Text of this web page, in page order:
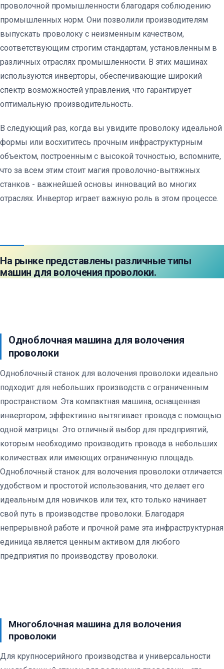
проволочной промышленности благодаря соблюдению
промышленных норм. Они позволили производителям
выпускать проволоку с неизменным качеством,
соответствующим строгим стандартам, установленным в
различных отраслях промышленности. В этих машинах
используются инверторы, обеспечивающие широкий
спектр возможностей управления, что гарантирует
оптимальную производительность.
В следующий раз, когда вы увидите проволоку идеальной
формы или восхититесь прочным инфраструктурным
объектом, построенным с высокой точностью, вспомните,
что за всем этим стоит магия проволочно-вытяжных
станков - важнейшей основы инноваций во многих
отраслях. Инвертор играет важную роль в этом процессе.
На рынке представлены различные типы
машин для волочения проволоки.
Одноблочная машина для волочения
проволоки
Одноблочный станок для волочения проволоки идеально
подходит для небольших производств с ограниченным
пространством. Эта компактная машина, оснащенная
инвертором, эффективно вытягивает провода с помощью
одной матрицы. Это отличный выбор для предприятий,
которым необходимо производить провода в небольших
количествах или имеющих ограниченную площадь.
Одноблочный станок для волочения проволоки отличается
удобством и простотой использования, что делает его
идеальным для новичков или тех, кто только начинает
свой путь в производстве проволоки. Благодаря
непрерывной работе и прочной раме эта инфраструктурная
единица является ценным активом для любого
предприятия по производству проволоки.
Многоблочная машина для волочения
проволоки
Для крупносерийного производства и универсальности